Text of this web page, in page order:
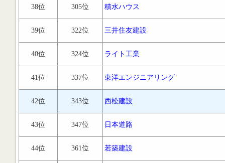
38位 305位 積水ハウス
39位 322位 三井住友建設
40位 324位 ライト工業
41位 337位 東洋エンジニアリング
42位 343位 西松建設
43位 347位 日本道路
44位 361位 若築建設